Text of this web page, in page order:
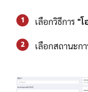
1 เลือกวิธีการ "
2 เลือกสถานะกา